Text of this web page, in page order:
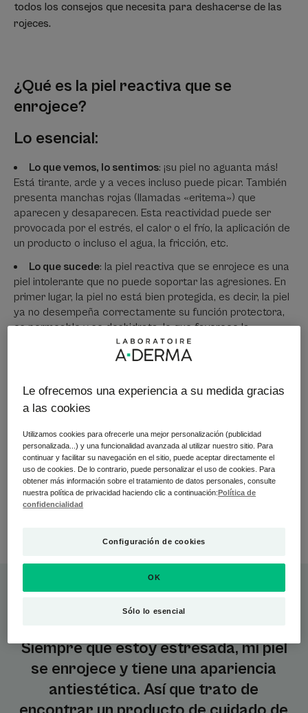
todos los consejos que necesita para deshacerse de las
rojeces.
¿Qué es la piel reactiva que se
enrojece?
Lo esencial:
Lo que vemos, lo sentimos: ¡su piel no aguanta más!
Está tirante, arde y a veces incluso puede picar. También
presenta manchas rojas (llamadas «eritema») que
aparecen y desaparecen. Esta reactividad puede ser
provocada por el estrés, el calor o el frío, la aplicación de
un producto o incluso el agua, la fricción, etc.
Lo que sucede: la piel reactiva que se enrojece es una
piel intolerante que no puede soportar las agresiones. En
primer lugar, la piel no está bien protegida, es decir, la piel
ya no desempeña correctamente su función protectora,
es permeable y se deshidrata, lo que favorece la
penetración de agentes potencialmente irritantes. Al no
estar debidamente protegida, su piel reacciona de forma
de piel: esto se conoce como hiperreactividad cutánea.
Entre los factores desencadenantes que provocan el
externos, vinculados a nuestro entorno (cosméticos y
productos de higiene, contaminación, agua, frío, calor,
cualquier variación de temperatura, radiación UV del sol
y/o factores químicos) y los factores más personales,
como ciertos desencadenantes hormonales o
emocionales (en particular el estrés y la ansiedad).
Siempre que estoy estresada, mi piel
se enrojece y tiene una apariencia
antiestética. Así que trato de
Le ofrecemos una experiencia a su medida gracias
a las cookies
Utilizamos cookies para ofrecerle una mejor personalización (publicidad
personalizada...) y una funcionalidad avanzada al utilizar nuestro sitio. Para
continuar y facilitar su navegación en el sitio, puede aceptar directamente el
uso de cookies. De lo contrario, puede personalizar el uso de cookies. Para
obtener más información sobre el tratamiento de datos personales, consulte
nuestra política de privacidad haciendo clic a continuación: Política de
confidencialidad
Configuración de cookies
Sólo lo esencial
OK